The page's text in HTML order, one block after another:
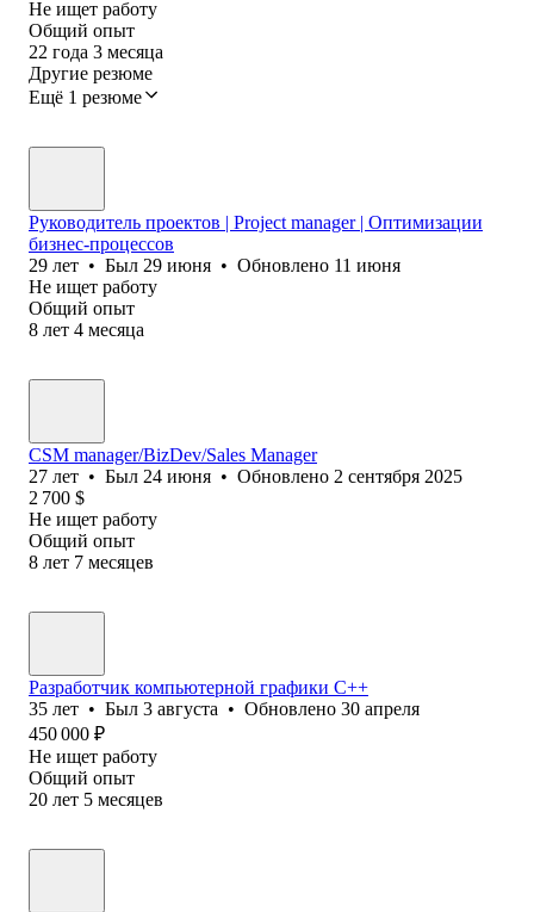
Не ищет работу
Общий опыт
22 года 3 месяца
Другие резюме
Ещё 1 резюме
Руководитель проектов | Project manager | Оптимизации
бизнес-процессов
29 лет • Был 29 июня • Обновлено 11 июня
Не ищет работу
Общий опыт
8 лет 4 месяца
CSM manager/BizDev/Sales Manager
27 лет • Был 24 июня • Обновлено 2 сентября 2025
2 700 $
Не ищет работу
Общий опыт
8 лет 7 месяцев
Разработчик компьютерной графики С++
35 лет • Был 3 августа • Обновлено 30 апреля
450 000 ₽
Не ищет работу
Общий опыт
20 лет 5 месяцев